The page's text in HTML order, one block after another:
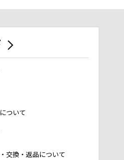
ついて
交換・返品について